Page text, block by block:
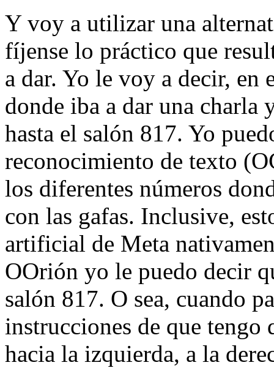
Y voy a utilizar una
fíjense lo práctico que
a dar. Yo le voy a decir, en
donde iba a dar una charla
hasta el salón 817. Yo
reconocimiento de texto
los diferentes números
con las gafas. Inclusive,
artificial de Meta
OOrión yo le puedo decir
salón 817. O sea, cuando
instrucciones de que tengo
hacia la izquierda, a la